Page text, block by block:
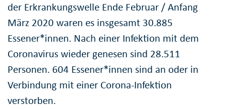
der Erkrankungswelle Ende Februar / Anfang
März 2020 waren es insgesamt 30.885
Essener*innen. Nach einer Infektion mit dem
Coronavirus wieder genesen sind 28.511
Personen. 604 Essener*innen sind an oder in
Verbindung mit einer Corona-Infektion
verstorben.